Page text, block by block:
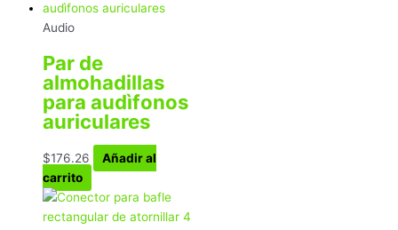
Audio
Par de
almohadillas
para audìfonos
auriculares
$176.26
Añadir al
carrito